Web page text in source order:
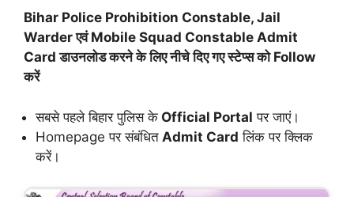
Bihar Police Prohibition Constable, Jail
Warder एवं Mobile Squad Constable Admit
Card डाउनलोड करने के लिए नीचे दिए गए स्टेप्स को Follow
करें
सबसे पहलेबिहार पुलिस के Official Portal पर जाएं।
Homepage पर संबंधित Admit Card लिंक पर क्लिक
करें।